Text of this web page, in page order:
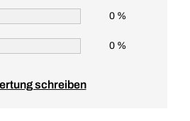
0 %
0 %
schreiben